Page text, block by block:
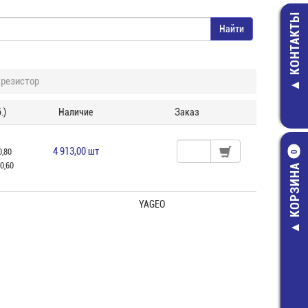
КОНТАКТЫ
КОРЗИНА
0
Наличие Заказ
4 913,00 шт
YAGEO